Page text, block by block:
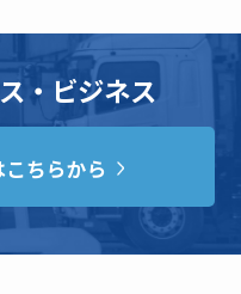
・ビジネス
ちらから